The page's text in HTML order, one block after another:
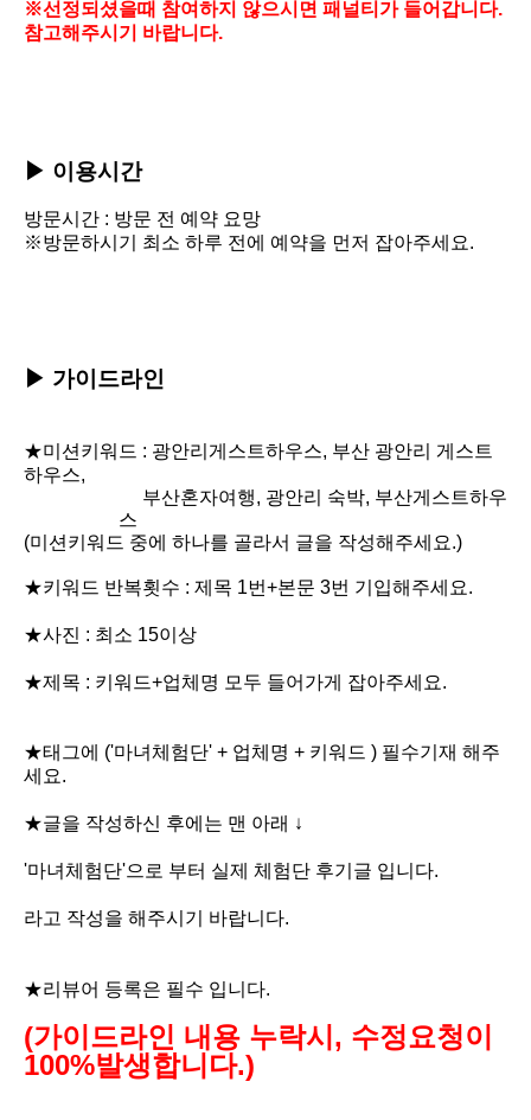
※선정되셨을때 참여하지 않으시면 패널티가 들어갑니다.
참고해주시기 바랍니다.
▶ 이용시간
방문시간 : 방문 전 예약 요망
※방문하시기 최소 하루 전에 예약을 먼저 잡아주세요.
▶ 가이드라인
★미션키워드 : 광안리게스트하우스, 부산 광안리 게스트
하우스,
부산혼자여행, 광안리 숙박, 부산게스트하우
스
(미션키워드 중에 하나를 골라서 글을 작성해주세요.)
★키워드 반복횟수 : 제목 1번+본문 3번 기입해주세요.
★사진 : 최소 15이상
★제목 : 키워드+업체명 모두 들어가게 잡아주세요.
★태그에 ('마녀체험단' + 업체명 + 키워드 ) 필수기재 해주
세요.
★글을 작성하신 후에는 맨 아래 ↓
'마녀체험단'으로 부터 실제 체험단 후기글 입니다.
라고 작성을 해주시기 바랍니다.
★리뷰어 등록은 필수 입니다.
(가이드라인 내용 누락시, 수정요청이
100%발생합니다.)